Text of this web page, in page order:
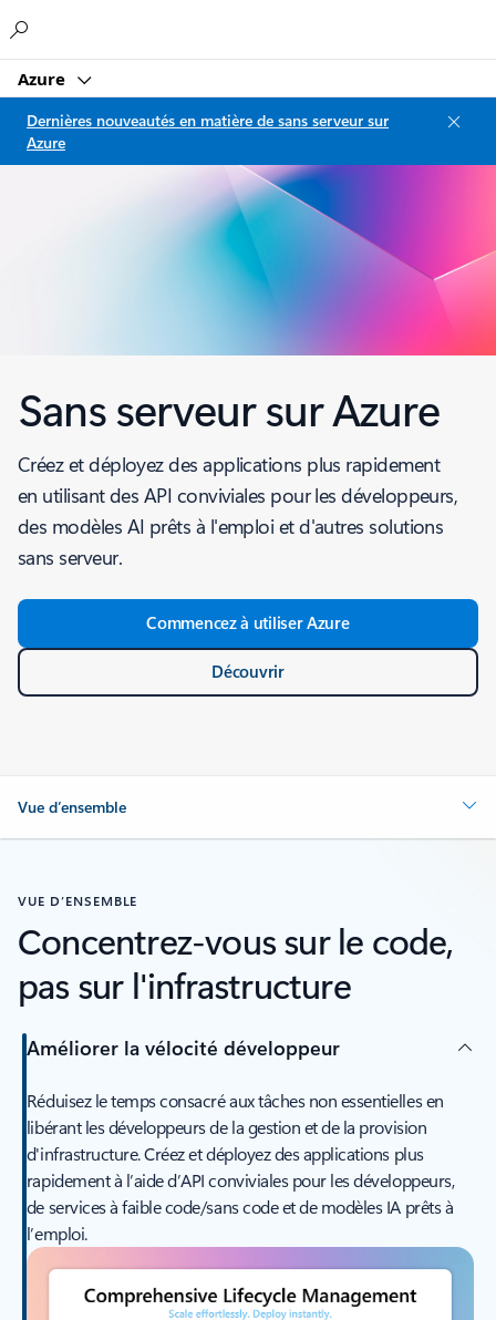
Azure
Dernières nouveautés en matière de sans serveur sur
Azure
Sans serveur sur Azure
Créez et déployez des applications plus rapidement
en utilisant des API conviviales pour les développeurs,
des modèles AI prêts à l'emploi et d'autres solutions
sans serveur.
Commencez à utiliser Azure
Découvrir
Vue d’ensemble
VUE D’ENSEMBLE
Concentrez-vous sur le code,
pas sur l'infrastructure
Améliorer la vélocité développeur
Réduisez le temps consacré aux tâches non essentielles en
libérant les développeurs de la gestion et de la provision
d'infrastructure. Créez et déployez des applications plus
rapidement à l’aide d’API conviviales pour les développeurs,
de services à faible code/sans code et de modèles IA prêts à
l’emploi.